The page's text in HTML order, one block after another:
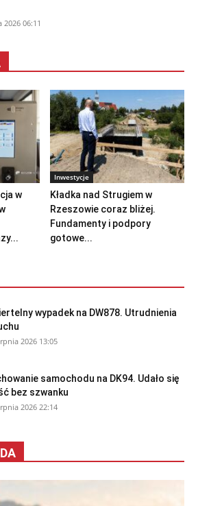
2026 06:11
w
Inwestycje
Kładka nad Strugiem w
Rzeszowie coraz bliżej.
Fundamenty i podpory
gotowe...
wypadek na DW878. Utrudnienia
2026 13:05
samochodu na DK94. Udało się
bez szwanku
2026 22:14